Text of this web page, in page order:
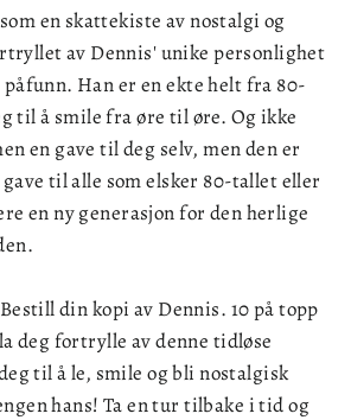
en skattekiste av nostalgi og
av Dennis' unike personlighet
Han er en ekte helt fra 80-
til å smile fra øre til øre. Og ikke
en gave til deg selv, men den er
til alle som elsker 80-tallet eller
en ny generasjon for den herlige
din kopi av Dennis. 10 på topp
deg fortrylle av denne tidløse
til å le, smile og bli nostalgisk
hans! Ta en tur tilbake i tid og